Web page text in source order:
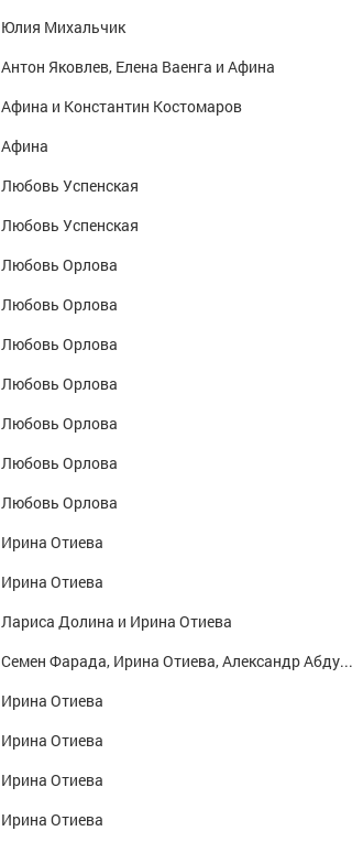
Юлия Михальчик
Антон Яковлев, Елена Ваенга и Афина
Афина и Константин Костомаров
Афина
Любовь Успенская
Любовь Успенская
Любовь Орлова
Любовь Орлова
Любовь Орлова
Любовь Орлова
Любовь Орлова
Любовь Орлова
Любовь Орлова
Ирина Отиева
Ирина Отиева
Лариса Долина и Ирина Отиева
Семен Фарада, Ирина Отиева, Александр Абдулов, Ольга Рождественская/ф"Чародеи"
Ирина Отиева
Ирина Отиева
Ирина Отиева
Ирина Отиева